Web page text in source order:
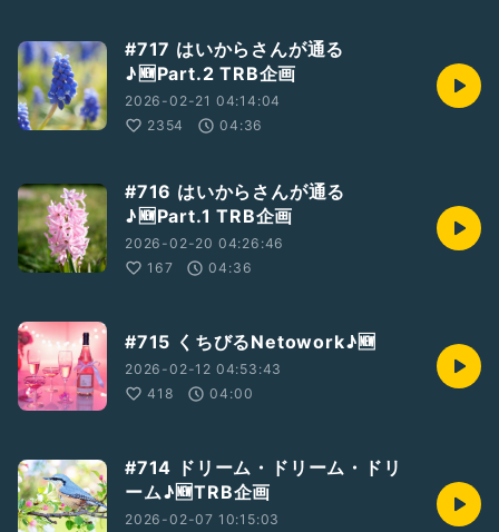
#717 はいからさんが通る
♪🆕Part.2 TRB企画
2026-02-21 04:14:04
2354
04:36
#716 はいからさんが通る
♪🆕Part.1 TRB企画
2026-02-20 04:26:46
167
04:36
#715 くちびるNetowork♪🆕
2026-02-12 04:53:43
418
04:00
#714 ドリーム・ドリーム・ドリ
ーム♪🆕TRB企画
2026-02-07 10:15:03